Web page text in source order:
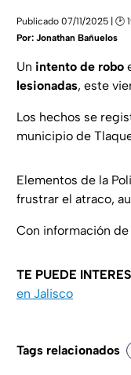
Publicado 07/11/2025 | 🕑
Por: Jonathan Bañuelos
Un intento de robo
lesionadas, este
Los hechos se
municipio de
Elementos de la
frustrar el atraco,
Con información de
TE PUEDE
en Jalisco
Tags relacionados